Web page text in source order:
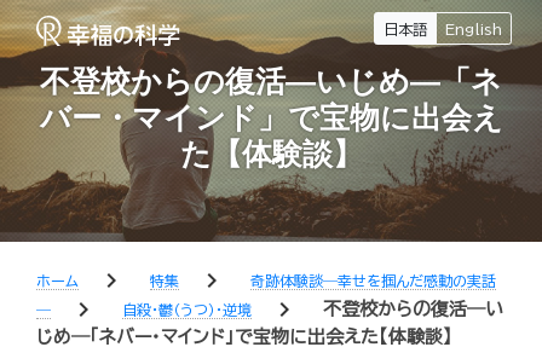
日本語 English
不登校からの復活―いじめ―「ネ
バー・マインド」で宝物に出会え
た【体験談】
ホーム chevron_right 特集 chevron_right
奇跡体験談―幸せを掴んだ感動の実話
―
chevron_right 自殺・鬱（うつ）・逆境 chevron_right
不登校からの復活―い
じめ―「ネバー・マインド」で宝物に出会えた【体験談】